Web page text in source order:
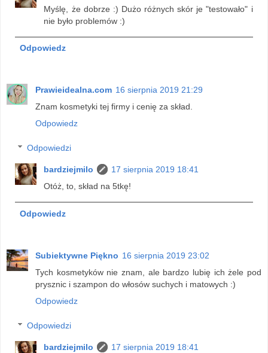
Myślę, że dobrze :) Dużo różnych skór je "testowało" i
nie było problemów :)
Odpowiedz
Prawieidealna.com 16 sierpnia 2019 21:29
Znam kosmetyki tej firmy i cenię za skład.
Odpowiedz
Odpowiedzi
bardziejmilo
17 sierpnia 2019 18:41
Otóż, to, skład na 5tkę!
Odpowiedz
Subiektywne Piękno 16 sierpnia 2019 23:02
Tych kosmetyków nie znam, ale bardzo lubię ich żele pod
prysznic i szampon do włosów suchych i matowych :)
Odpowiedz
Odpowiedzi
bardziejmilo
17 sierpnia 2019 18:41